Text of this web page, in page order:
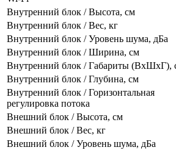
Внутренний блок / Высота, см
Внутренний блок / Вес, кг
Внутренний блок / Уровень шума, дБа
Внутренний блок / Ширина, см
Внутренний блок / Габариты (ВхШхГ),
Внутренний блок / Глубина, см
Внутренний блок / Горизонтальная
регулировка потока
Внешний блок / Высота, см
Внешний блок / Вес, кг
Внешний блок / Уровень шума, дБа